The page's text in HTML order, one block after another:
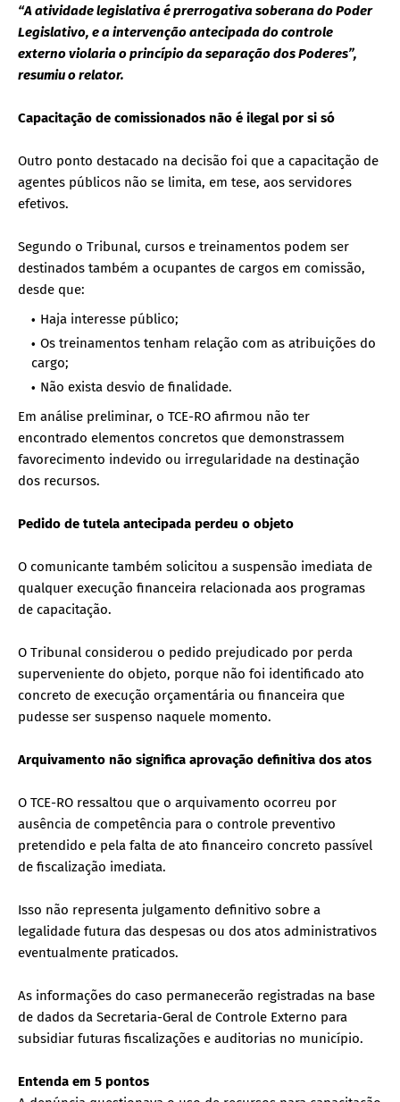
“A atividade legislativa é prerrogativa soberana do Poder
Legislativo, e a intervenção antecipada do controle
externo violaria o princípio da separação dos Poderes”,
resumiu o relator.
Capacitação de comissionados não é ilegal por si só
Outro ponto destacado na decisão foi que a capacitação de
agentes públicos não se limita, em tese, aos servidores
efetivos.
Segundo o Tribunal, cursos e treinamentos podem ser
destinados também a ocupantes de cargos em comissão,
desde que:
Haja interesse público;
Os treinamentos tenham relação com as atribuições do
cargo;
Não exista desvio de finalidade.
Em análise preliminar, o TCE-RO afirmou não ter
encontrado elementos concretos que demonstrassem
favorecimento indevido ou irregularidade na destinação
dos recursos.
Pedido de tutela antecipada perdeu o objeto
O comunicante também solicitou a suspensão imediata de
qualquer execução financeira relacionada aos programas
de capacitação.
O Tribunal considerou o pedido prejudicado por perda
superveniente do objeto, porque não foi identificado ato
concreto de execução orçamentária ou financeira que
pudesse ser suspenso naquele momento.
Arquivamento não significa aprovação definitiva dos atos
O TCE-RO ressaltou que o arquivamento ocorreu por
ausência de competência para o controle preventivo
pretendido e pela falta de ato financeiro concreto passível
de fiscalização imediata.
Isso não representa julgamento definitivo sobre a
legalidade futura das despesas ou dos atos administrativos
eventualmente praticados.
As informações do caso permanecerão registradas na base
de dados da Secretaria-Geral de Controle Externo para
subsidiar futuras fiscalizações e auditorias no município.
Entenda em 5 pontos